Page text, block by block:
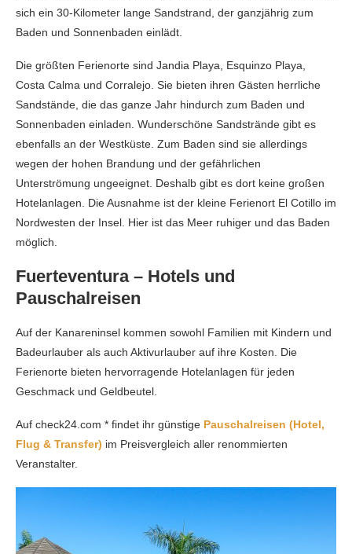
sich ein 30-Kilometer lange Sandstrand, der ganzjährig zum
Baden und Sonnenbaden einlädt.
Die größten Ferienorte sind Jandia Playa, Esquinzo Playa,
Costa Calma und Corralejo. Sie bieten ihren Gästen herrliche
Sandstände, die das ganze Jahr hindurch zum Baden und
Sonnenbaden einladen. Wunderschöne Sandstrände gibt es
ebenfalls an der Westküste. Zum Baden sind sie allerdings
wegen der hohen Brandung und der gefährlichen
Unterströmung ungeeignet. Deshalb gibt es dort keine großen
Hotelanlagen. Die Ausnahme ist der kleine Ferienort El Cotillo im
Nordwesten der Insel. Hier ist das Meer ruhiger und das Baden
möglich.
Fuerteventura – Hotels und
Pauschalreisen
Auf der Kanareninsel kommen sowohl Familien mit Kindern und
Badeurlauber als auch Aktivurlauber auf ihre Kosten. Die
Ferienorte bieten hervorragende Hotelanlagen für jeden
Geschmack und Geldbeutel.
Auf check24.com * findet ihr günstige Pauschalreisen (Hotel,
Flug & Transfer) im Preisvergleich aller renommierten
Veranstalter.